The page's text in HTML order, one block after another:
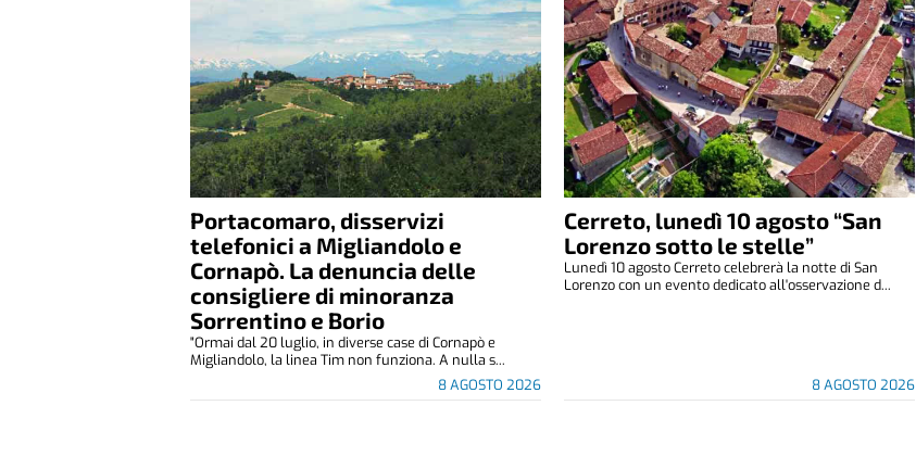
Portacomaro, disservizi
telefonici a Migliandolo e
Cornapò. La denuncia delle
consigliere di minoranza
Sorrentino e Borio
8 AGOSTO 2026
"Ormai dal 20 luglio, in diverse case di Cornapò e
Migliandolo, la linea Tim non funziona. A nulla s...
Cerreto, lunedì 10 agosto “San
Lorenzo sotto le stelle”
8 AGOSTO 2026
Lunedì 10 agosto Cerreto celebrerà la notte di San
Lorenzo con un evento dedicato all'osservazione d...